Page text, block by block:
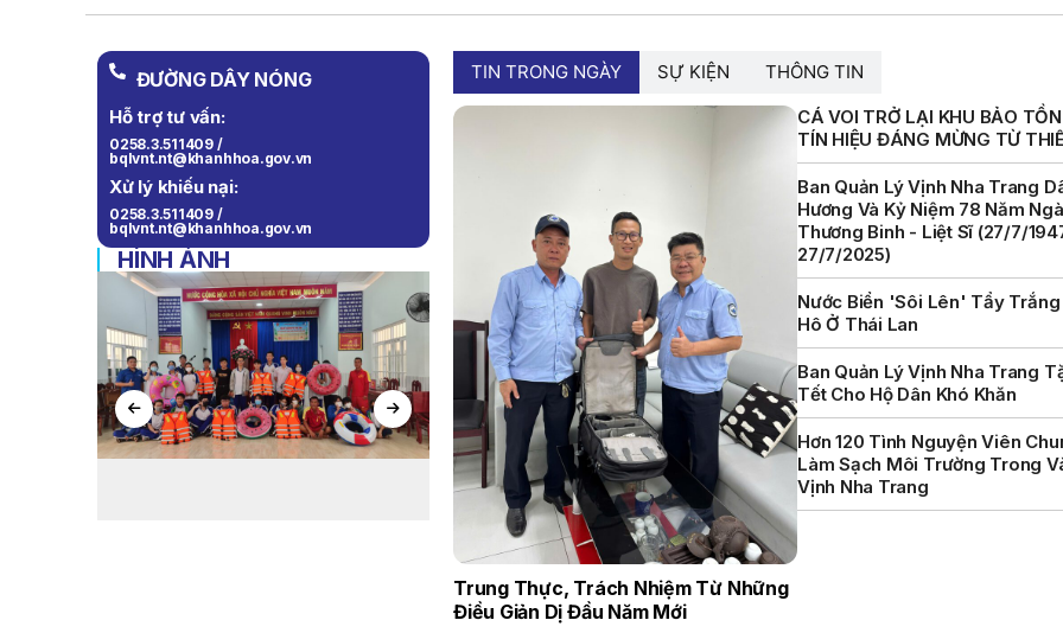
ĐƯỜNG DÂY NÓNG
Hỗ trợ tư vấn:
0258.3.511409 /
bqlvnt.nt@khanhhoa.gov.vn
Xử lý khiếu nại:
0258.3.511409 /
bqlvnt.nt@khanhhoa.gov.vn
HÌNH ẢNH
TIN TRONG NGÀY SỰ KIỆN THÔNG TIN
Trung Thực, Trách Nhiệm Từ Những
Điều Giản Dị Đầu Năm Mới
CÁ VOI TRỞ LẠI KHU BẢO
TÍN HIỆU ĐÁNG MỪNG TỪ
Ban Quản Lý Vịnh Nha Trang
Hương Và Kỷ Niệm 78 Năm
Thương Binh - Liệt Sĩ (27/7/
27/7/2025)
Nước Biển 'sôi Lên' Tẩy Trắng
Hô Ở Thái Lan
Ban Quản Lý Vịnh Nha Trang
Tết Cho Hộ Dân Khó Khăn
Hơn 120 Tình Nguyện Viên
Làm Sạch Môi Trường Trong
Vịnh Nha Trang